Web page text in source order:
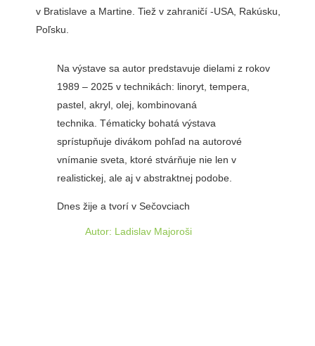
v Bratislave a Martine. Tiež v zahraničí -USA, Rakúsku,
Poľsku.
Na výstave sa autor predstavuje dielami z rokov
1989 – 2025 v technikách: linoryt, tempera,
pastel, akryl, olej, kombinovaná
technika. Tématicky bohatá výstava
sprístupňuje divákom pohľad na autorové
vnímanie sveta, ktoré stvárňuje nie len v
realistickej, ale aj v abstraktnej podobe.
Dnes žije a tvorí v Sečovciach
Autor: Ladislav Majoroši